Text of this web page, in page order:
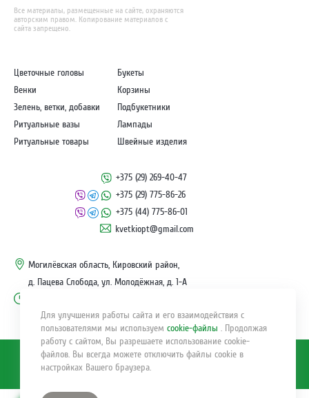
Все материалы, размещенные на сайте, охраняются
авторским правом. Копирование материалов с
сайта запрещено.
Цветочные головы
Букеты
Венки
Корзины
Зелень, ветки, добавки
Подбукетники
Ритуальные вазы
Лампады
Ритуальные товары
Швейные изделия
+375 (29) 269-40-47
+375 (29) 775-86-26
+375 (44) 775-86-01
kvetkiopt@gmail.com
Могилёвская область, Кировский район,
д. Пацева Слобода, ул. Молодёжная, д. 1-А
© KvetkiOpt.by 2011-2025
Поддержка сайта
Для улучшения работы сайта и его взаимодействия с
пользователями мы используем cookie-файлы . Продолжая
работу с сайтом, Вы разрешаете использование cookie-
файлов. Вы всегда можете отключить файлы cookie в
настройках Вашего браузера.